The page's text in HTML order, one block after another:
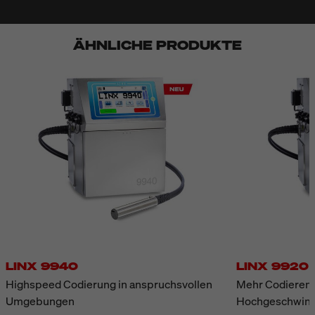
ÄHNLICHE PRODUKTE
LINX 9940
Highspeed Codierung in anspruchsvollen
Umgebungen
LINX 9920
Mehr Codieren